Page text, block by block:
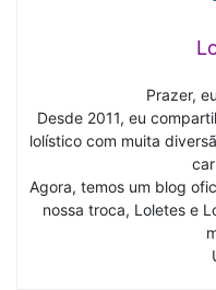
Prazer,
Desde 2011, eu
lolístico com muita
Agora, temos um blog
nossa troca, Loletes e